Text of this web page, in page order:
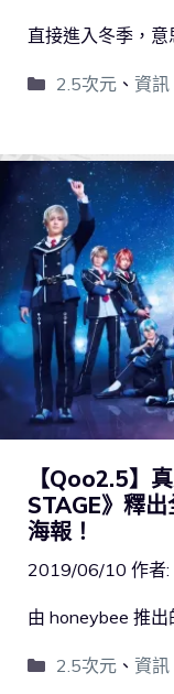
直接進入冬季，
2.5次元、 資訊
【Qoo2.5】
STAGE》釋
海報！
2019/06/10 作者:
由 honeybee 推
2.5次元、 資訊